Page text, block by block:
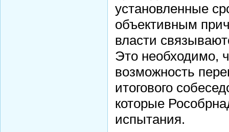
установленные
объективным
власти
Это необходимо,
возможность
итогового
которые
испытания.